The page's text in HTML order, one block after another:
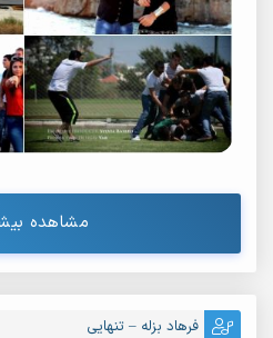
مشاهده
فرهاد بزله – تنهایی